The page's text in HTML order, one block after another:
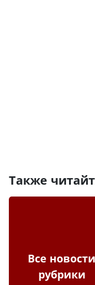
Также
Все новости
рубрики